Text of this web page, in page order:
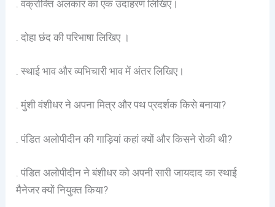
. वक्रोक्ति अलंकार का एक उदाहरण लिखिए।
. दोहा छंद की परिभाषा लिखिए ।
. स्थाई भाव और व्यभिचारी भाव में अंतर लिखिए।
. मुंशी वंशीधर ने अपना मित्र और पथ प्रदर्शक किसे बनाया?
. पंडित अलोपीदीन की गाड़ियां कहां क्यों और किसने रोकी थी?
. पंडित अलोपीदीन ने बंशीधर को अपनी सारी जायदाद का स्थाई
मैनेजर क्यों नियुक्त किया?